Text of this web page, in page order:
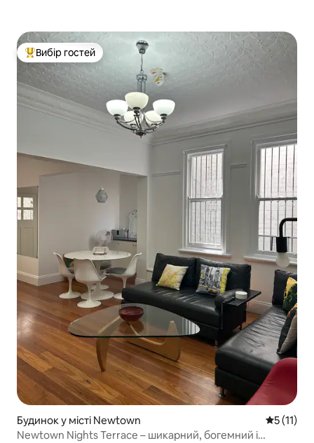
Топ вибір гостей
Вибір гостей
Будинок у місті Newtown Середня
5 (11)
Newtown Nights Terrace – шикарний, богемний і